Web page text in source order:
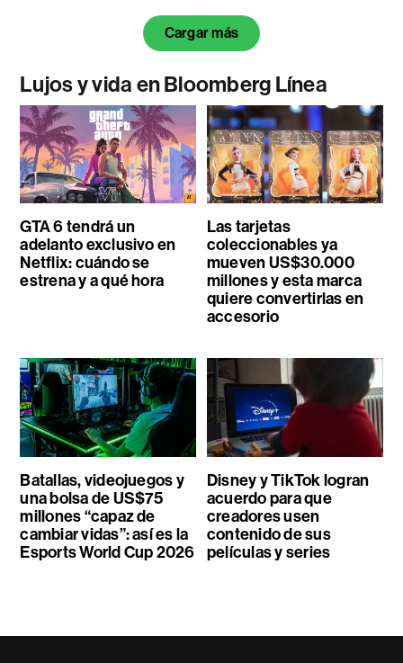
Cargar más
Lujos y vida en Bloomberg Línea
GTA 6 tendrá un
adelanto exclusivo en
Netflix: cuándo se
estrena y a qué hora
Las tarjetas
coleccionables ya
mueven US$30.000
millones y esta marca
quiere convertirlas en
accesorio
Batallas, videojuegos y
una bolsa de US$75
millones “capaz de
cambiar vidas”: así es la
Esports World Cup 2026
Disney y TikTok logran
acuerdo para que
creadores usen
contenido de sus
películas y series